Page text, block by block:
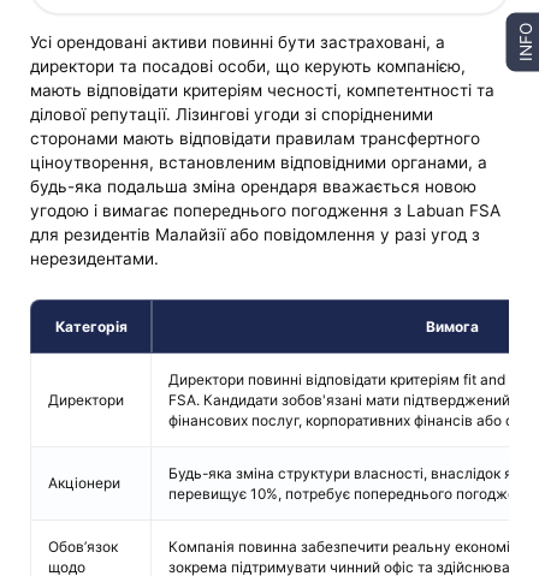
Усі орендовані активи повинні бути застраховані, а
директори та посадові особи, що керують компанією,
мають відповідати критеріям чесності, компетентності та
ділової репутації. Лізингові угоди зі спорідненими
сторонами мають відповідати правилам трансфертного
ціноутворення, встановленим відповідними органами, а
будь-яка подальша зміна орендаря вважається новою
угодою і вимагає попереднього погодження з Labuan FSA
для резидентів Малайзії або повідомлення у разі угод з
нерезидентами.
Категорія Вимога
Директори
Директори повинні відповідати критеріям fit and
FSA. Кандидати зобов'язані мати підтверджений
фінансових послуг, корпоративних фінансів або
Акціонери
Будь-яка зміна структури власності, внаслідок якої
перевищує 10%, потребує попереднього
Обов’язок
щодо
Компанія повинна забезпечити реальну економічну
зокрема підтримувати чинний офіс та здійснювати
INFO